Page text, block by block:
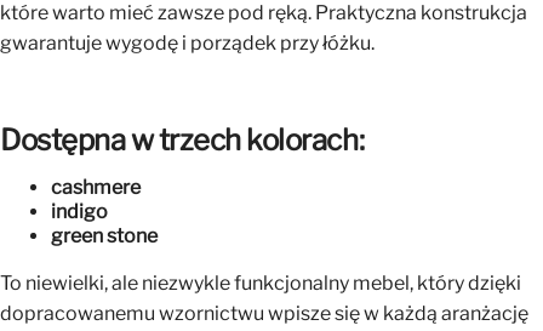
które warto mieć zawsze pod ręką. Praktyczna konstrukcja
gwarantuje wygodę i porządek przy łóżku.
Dostępna w trzech kolorach:
cashmere
indigo
green stone
To niewielki, ale niezwykle funkcjonalny mebel, który dzięki
dopracowanemu wzornictwu wpisze się w każdą aranżację